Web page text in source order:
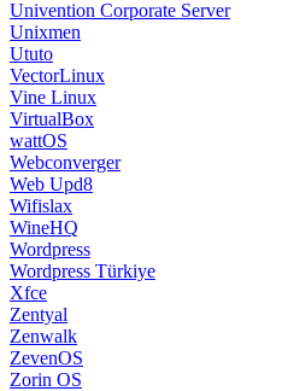
Univention Corporate Server
Unixmen
Ututo
VectorLinux
Vine Linux
VirtualBox
wattOS
Webconverger
Web Upd8
Wifislax
WineHQ
Wordpress
Wordpress Türkiye
Xfce
Zentyal
Zenwalk
ZevenOS
Zorin OS